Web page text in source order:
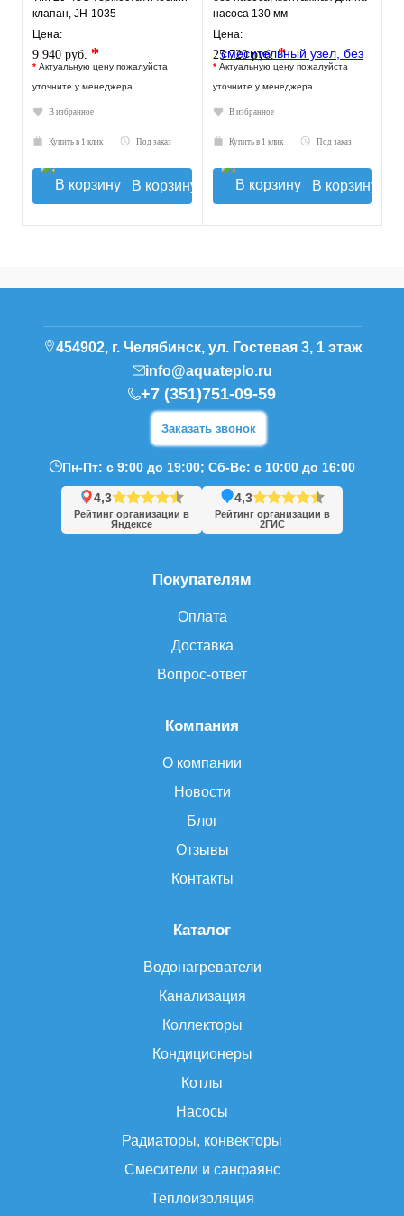
клапан, JH-1035
Цена:
9 940 руб. *
* Актуальную цену пожалуйста
уточните у менеджера
В избранное
Купить в 1 клик Под заказ
В корзину
насоса 130 мм
VT.TECHNOMIX.0.130
Цена:
25 720 руб.*
* Актуальную цену пожалуйста
уточните у менеджера
В избранное
Купить в 1 клик Под заказ
В корзину
Каталог
Водонагреватели
Канализация
Коллекторы
Кондиционеры
Котлы
Насосы
Радиаторы, конвекторы
Смесители и санфаянс
Теплоизоляция
Компания
О компании
Новости
Блог
Отзывы
Контакты
Покупателям
Оплата
Доставка
Вопрос-ответ
454902, г. Челябинск, ул. Гостевая 3, 1 этаж
info@aquateplo.ru
+7 (351)751-09-59
Заказать звонок
Пн-Пт: с 9:00 до 19:00; Сб-Вс: с 10:00 до 16:00
4,3
Рейтинг организации в
Яндексе
4,3
Рейтинг организации в
2ГИС